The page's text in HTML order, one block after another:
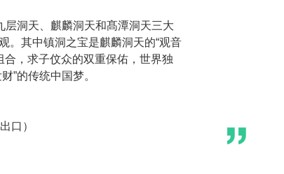
洞天、麒麟洞天和髙潭洞天三大
。其中镇洞之宝是麒麟洞天的“观音
，求子伩众的双重保佑，世界独
”的传统中国梦。
口）